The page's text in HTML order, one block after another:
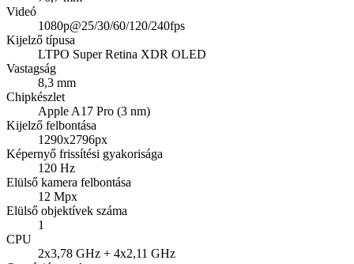
Videó
1080p@25/30/60/120/240fps
Kijelző típusa
LTPO Super Retina XDR OLED
Vastagság
8,3 mm
Chipkészlet
Apple A17 Pro (3 nm)
Kijelző felbontása
1290x2796px
Képernyő frissítési gyakorisága
120 Hz
Elülső kamera felbontása
12 Mpx
Elülső objektívek száma
1
CPU
2x3,78 GHz + 4x2,11 GHz